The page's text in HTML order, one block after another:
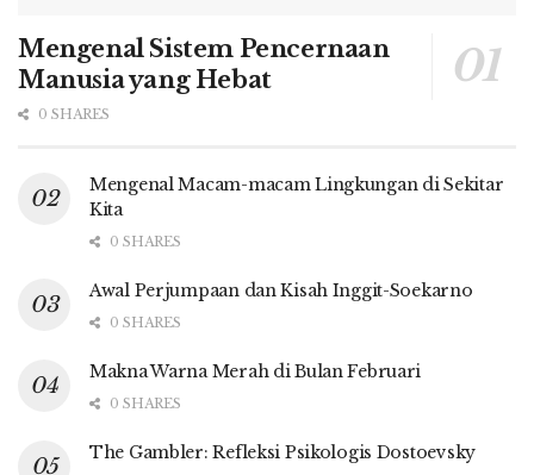
Mengenal Sistem Pencernaan
Manusia yang Hebat
0 SHARES
Mengenal Macam-macam Lingkungan di Sekitar
Kita
0 SHARES
Awal Perjumpaan dan Kisah Inggit-Soekarno
0 SHARES
Makna Warna Merah di Bulan Februari
0 SHARES
The Gambler: Refleksi Psikologis Dostoevsky